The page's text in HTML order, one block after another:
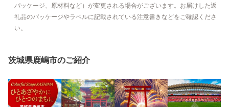
パッケージ、原材料など）が変更される場合がございます。お届けした返
礼品のパッケージやラベルに記載されている注意書きなどをご確認くださ
い。
茨城県鹿嶋市のご紹介